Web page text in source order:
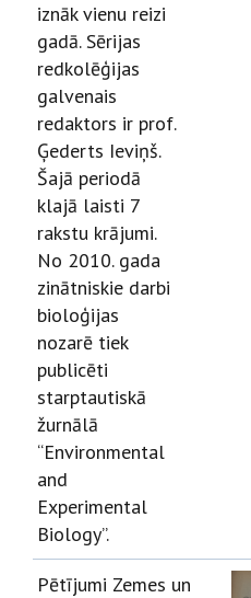
iznāk vienu reizi
gadā. Sērijas
redkolēģijas
galvenais
redaktors ir prof.
Ģederts Ieviņš.
Šajā periodā
klajā laisti 7
rakstu krājumi.
No 2010. gada
zinātniskie darbi
bioloģijas
nozarē tiek
publicēti
starptautiskā
žurnālā
“Environmental
and
Experimental
Biology”.
Pētījumi Zemes un